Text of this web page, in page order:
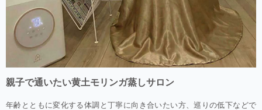
親子で通いたい黄土モリンガ蒸しサロン
年齢とともに変化する体調と丁寧に向き合いたい方、巡りの低下などで